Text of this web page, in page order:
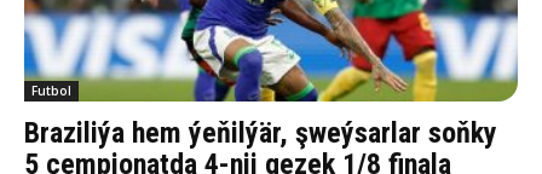
Futbol
Braziliýa hem ýeňilýär, şweýsarlar soňky
5 çempionatda 4-nji gezek 1/8 finala